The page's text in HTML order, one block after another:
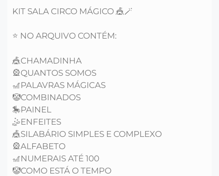
KIT SALA CIRCO MÁGICO 🎪🪄
⭐️ NO ARQUIVO CONTÉM:
🎪CHAMADINHA
🎡QUANTOS SOMOS
🎢PALAVRAS MÁGICAS
🤡COMBINADOS
🎠PAINEL
🤹ENFEITES
🎪SILABÁRIO SIMPLES E COMPLEXO
🎡ALFABETO
🎢NUMERAIS ATÉ 100
🤡COMO ESTÁ O TEMPO